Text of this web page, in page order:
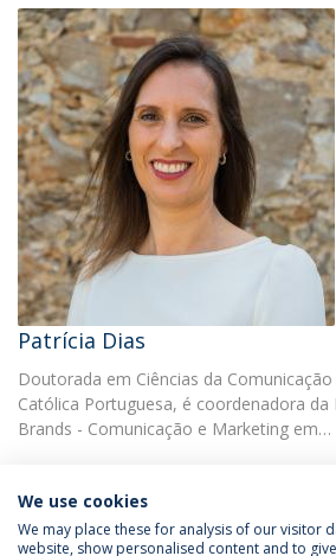
Patrícia Dias
Doutorada em Ciências da
Católica Portuguesa, é coordenadora da
Brands - Comunicação e Marketing em…
We use cookies
We may place these for analysis of our visitor
website, show personalised content and to